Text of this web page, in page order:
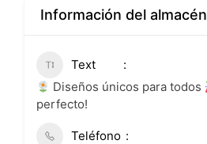
Información del almacén
Text
Diseños únicos para todos
perfecto!
Teléfono